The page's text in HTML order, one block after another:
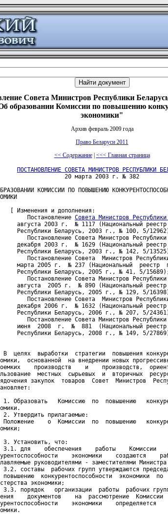
Совета Министров Республики
образовании Комиссии по повышению
экономики"
Архив февраль 2009 года
Право Беларуси 2011
<< Содержание| <<< Главная страница
ПОСТАНОВЛЕНИЕ СОВЕТА МИНИСТРОВ РЕСПУБЛИКИ
20 марта 2003 г. № 382
КОМИССИИ ПО ПОВЫШЕНИЮ
[ Изменения и дополнения:
Постановление
Совета Министров
августа 2003 г.  № 1117 (Национальный
Республики Беларусь, 2003 г., № 100, 5/
Постановление Совета Министров
декабря 2003 г.  № 1629 (Национальный
Республики Беларусь, 2003 г., № 142, 5/
Постановление Совета  Министров
марта 2005 г.  № 237 (Национальный  реестр
Республики Беларусь, 2005 г., № 41, 5/
Постановление Совета Министров
августа  2005 г.  № 890 (Национальный
Республики Беларусь, 2005 г., № 129, 5/
Постановление Совета  Министров
декабря 2006 г.  № 1632 (Национальный
Республики Беларусь, 2006 г., № 207, 5/
Постановление Совета Министров
июня  2008  г.  №  881  (Национальный
Республики Беларусь, 2008 г., № 149, 5/
В  целях  выработки  стратегии  повышения
основанной  на внедрении новых
производств    и    производств,
местных  сырьевых  и  вторичных
закупок  товаров  Совет  Министров
1. Образовать   Комиссию  по  повышению
2. Утвердить прилагаемые:
Положение    о  Комиссии  по  повышению
3. Установить, что:
3.1. для    обеспечения    работы    Комиссии
экономики    создаются
руководителями - заместителями
3.2. составы  рабочих групп утверждаются
конкурентоспособности  экономики  по
экономики;
3.3. порядок   организации  работы  рабочих
документов    на  рассмотрение  Комиссии
экономики    определяется